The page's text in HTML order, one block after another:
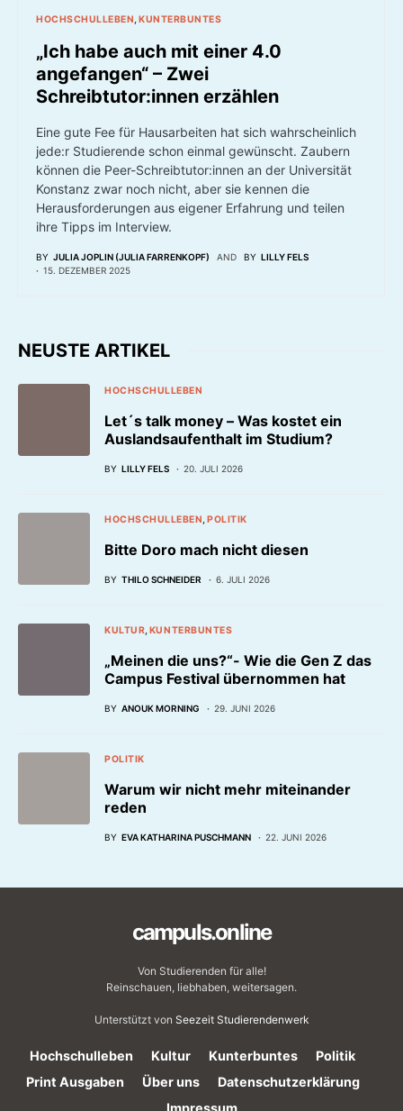
HOCHSCHULLEBEN KUNTERBUNTES
„Ich habe auch mit einer 4.0
angefangen“ – Zwei
Schreibtutor:innen erzählen
Eine gute Fee für Hausarbeiten hat sich wahrscheinlich
jede:r Studierende schon einmal gewünscht. Zaubern
können die Peer-Schreibtutor:innen an der Universität
Konstanz zwar noch nicht, aber sie kennen die
Herausforderungen aus eigener Erfahrung und teilen
ihre Tipps im Interview.
BY JULIA JOPLIN (JULIA FARRENKOPF) AND BY LILLY FELS
15. DEZEMBER 2025
NEUSTE ARTIKEL
HOCHSCHULLEBEN
Let´s talk money – Was kostet ein
Auslandsaufenthalt im Studium?
BY LILLY FELS 20. JULI 2026
HOCHSCHULLEBEN POLITIK
Bitte Doro mach nicht diesen
BY THILO SCHNEIDER 6. JULI 2026
KULTUR KUNTERBUNTES
„Meinen die uns?“- Wie die Gen Z das
Campus Festival übernommen hat
BY ANOUK MORNING 29. JUNI 2026
POLITIK
Warum wir nicht mehr miteinander
reden
BY EVA KATHARINA PUSCHMANN 22. JUNI 2026
campuls.online
Von Studierenden für alle!
Reinschauen, liebhaben, weitersagen.
Unterstützt von Seezeit Studierendenwerk
Hochschulleben Kultur Kunterbuntes
Politik
Print Ausgaben
Über uns
Datenschutzerklärung
Impressum